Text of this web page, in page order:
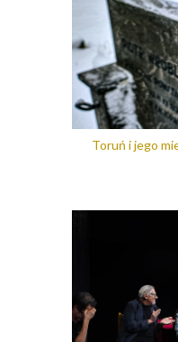
Toruń i jego